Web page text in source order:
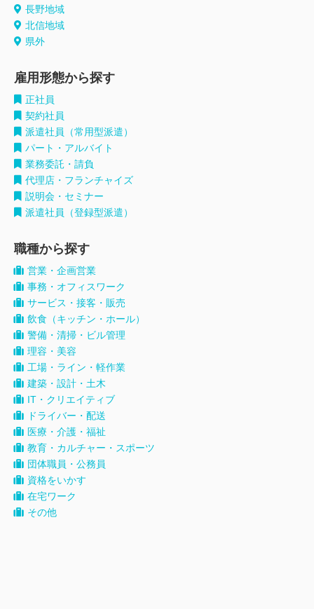
長野地域
北信地域
県外
雇用形態から探す
正社員
契約社員
派遣社員（常用型派遣）
パート・アルバイト
業務委託・請負
代理店・フランチャイズ
説明会・セミナー
派遣社員（登録型派遣）
職種から探す
営業・企画営業
事務・オフィスワーク
サービス・接客・販売
飲食（キッチン・ホール）
警備・清掃・ビル管理
理容・美容
工場・ライン・軽作業
建築・設計・土木
IT・クリエイティブ
ドライバー・配送
医療・介護・福祉
教育・カルチャー・スポーツ
団体職員・公務員
資格をいかす
在宅ワーク
その他